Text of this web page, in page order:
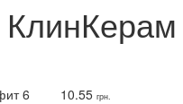
10.55грн.